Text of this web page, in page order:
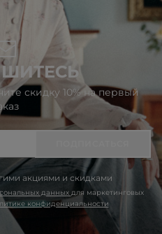
скидку 10% на первый
акциями и скидками
данных для маркетинговых
конфиденциальности